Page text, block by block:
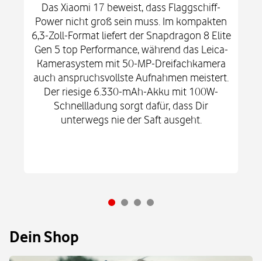
Das Xiaomi 17 beweist, dass Flaggschiff-
Power nicht groß sein muss. Im kompakten
6,3-Zoll-Format liefert der Snapdragon 8 Elite
Gen 5 top Performance, während das Leica-
Kamerasystem mit 50-MP-Dreifachkamera
auch anspruchsvollste Aufnahmen meistert.
Der riesige 6.330-mAh-Akku mit 100W-
Schnellladung sorgt dafür, dass Dir
unterwegs nie der Saft ausgeht.
Dein Shop